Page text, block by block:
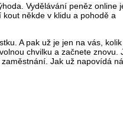
Vydělávání peněz online
někde v klidu a pohodě a
A pak už je jen na vás,
chvilku a začnete znovu.
Jak už napovídá